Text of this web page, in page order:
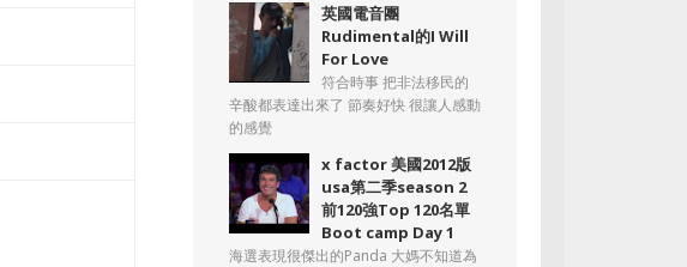
英國電音團
Rudimental的I Will
For Love
符合時事 把非法移民的
辛酸都表達出來了 節奏好快 很讓人感動
的感覺
x factor 美國2012版
usa第二季season 2
前120強Top 120名單
Boot camp Day 1
海選表現很傑出的Panda 大媽不知道為